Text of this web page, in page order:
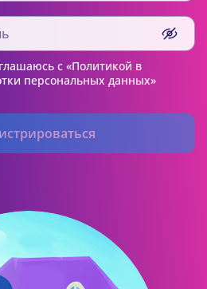
с «Политикой в
персональных данных»